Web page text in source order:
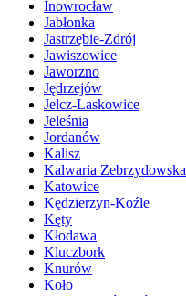
Inowrocław
Jabłonka
Jastrzębie-Zdrój
Jawiszowice
Jaworzno
Jędrzejów
Jelcz-Laskowice
Jeleśnia
Jordanów
Kalisz
Kalwaria Zebrzydowska
Katowice
Kędzierzyn-Koźle
Kęty
Kłodawa
Kluczbork
Knurów
Koło